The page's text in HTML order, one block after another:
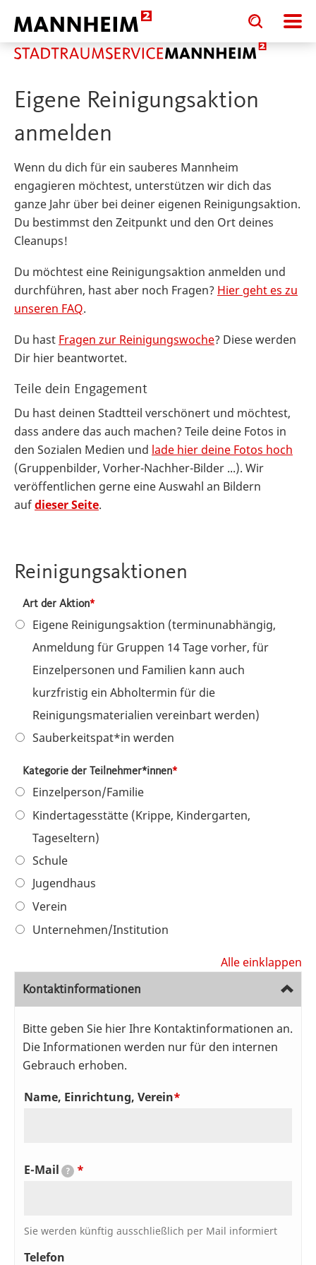
Toggle
search
input
form
Toggle
search
input
Eigene Reinigungsaktion
anmelden
Wenn du dich für ein sauberes Mannheim
engagieren möchtest, unterstützen wir dich das
ganze Jahr über bei deiner eigenen Reinigungsaktion.
Du bestimmst den Zeitpunkt und den Ort deines
Cleanups!
Du möchtest eine Reinigungsaktion anmelden und
durchführen, hast aber noch Fragen? Hier geht es zu
unseren FAQ.
Du hast Fragen zur Reinigungswoche? Diese werden
Dir hier beantwortet.
Teile dein Engagement
Du hast deinen Stadtteil verschönert und möchtest,
dass andere das auch machen? Teile deine Fotos in
den Sozialen Medien und lade hier deine Fotos hoch
(Gruppenbilder, Vorher-Nachher-Bilder ...). Wir
veröffentlichen gerne eine Auswahl an Bildern
aufdieser Seite.
Reinigungsaktionen
Art der Aktion
Eigene Reinigungsaktion (terminunabhängig,
Anmeldung für Gruppen 14 Tage vorher, für
Einzelpersonen und Familien kann auch
kurzfristig ein Abholtermin für die
Reinigungsmaterialien vereinbart werden)
Sauberkeitspat*in werden
Kategorie der Teilnehmer*innen
Einzelperson/Familie
Kindertagesstätte (Krippe, Kindergarten,
Tageseltern)
Schule
Jugendhaus
Verein
Unternehmen/Institution
Alle einklappen
Kontaktinformationen
Bitte geben Sie hier Ihre Kontaktinformationen an.
Die Informationen werden nur für den internen
Gebrauch erhoben.
Kontaktinformationen
Name, Einrichtung, Verein
E-Mail ?
Sie werden künftig ausschließlich per Mail informiert
Telefon